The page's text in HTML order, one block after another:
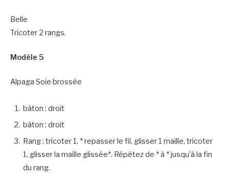
Belle
Tricoter 2 rangs.
Modèle 5
Alpaga Soie brossée
bâton : droit
bâton : droit
Rang : tricoter 1, * repasser le fil, glisser 1 maille, tricoter
1, glisser la maille glissée*. Répétez de * à * jusqu’à la fin
du rang.